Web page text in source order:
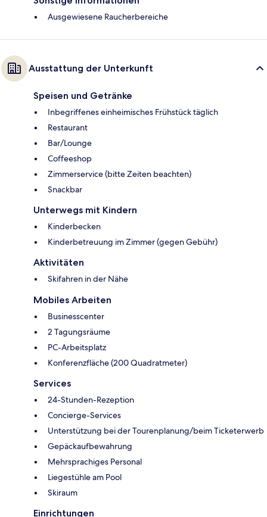
Ausgewiesene Raucherbereiche
Ausstattung der Unterkunft
Speisen und Getränke
Inbegriffenes einheimisches Frühstück täglich
Restaurant
Bar/Lounge
Coffeeshop
Zimmerservice (bitte Zeiten beachten)
Snackbar
Unterwegs mit Kindern
Kinderbecken
Kinderbetreuung im Zimmer (gegen Gebühr)
Aktivitäten
Skifahren in der Nähe
Mobiles Arbeiten
Businesscenter
2 Tagungsräume
PC-Arbeitsplatz
Konferenzfläche (200 Quadratmeter)
Services
24-Stunden-Rezeption
Concierge-Services
Unterstützung bei der Tourenplanung/beim Ticketerwerb
Gepäckaufbewahrung
Mehrsprachiges Personal
Liegestühle am Pool
Skiraum
Einrichtungen